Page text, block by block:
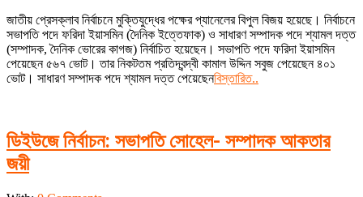
31
জাতীয় প্রেসক্লাব নির্বাচনে মুক্তিযুদ্ধের পক্ষের প্যানেলের বিপুল বিজয় হয়েছে। নির্বাচনে
সভাপতি পদে ফরিদা ইয়াসমিন (দৈনিক ইত্তেফাক) ও সাধারণ সম্পাদক পদে শ্যামল দত্ত
(সম্পাদক, দৈনিক ভোরের কাগজ) নির্বাচিত হয়েছেন। সভাপতি পদে ফরিদা ইয়াসমিন
পেয়েছেন ৫৬৭ ভোট। তার নিকটতম প্রতিদ্বন্দ্বী কামাল উদ্দিন সবুজ পেয়েছেন ৪০১
ভোট। সাধারণ সম্পাদক পদে শ্যামল দত্ত পেয়েছেনবিস্তারিত..
ডিইউজে নির্বাচন: সভাপতি সোহেল- সম্পাদক আকতার
জয়ী